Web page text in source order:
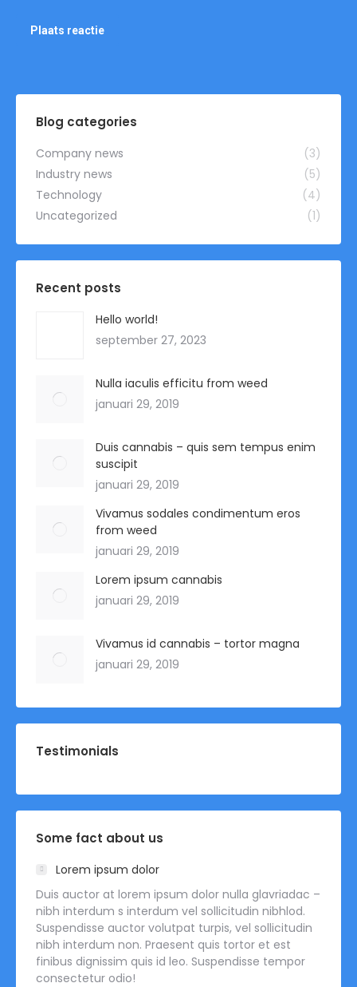
Plaats reactie
Blog categories
Company news
(3)
Industry news
(5)
Technology
(4)
Uncategorized
(1)
Recent posts
Hello world!
september 27, 2023
Nulla iaculis efficitu from weed
januari 29, 2019
Duis cannabis – quis sem tempus enim
suscipit
januari 29, 2019
Vivamus sodales condimentum eros
from weed
januari 29, 2019
Lorem ipsum cannabis
januari 29, 2019
Vivamus id cannabis – tortor magna
januari 29, 2019
Testimonials
Some fact about us
Lorem ipsum dolor
Duis auctor at lorem ipsum dolor nulla glavriadac –
nibh interdum s interdum vel sollicitudin nibhlod.
Suspendisse auctor volutpat turpis, vel sollicitudin
nibh interdum non. Praesent quis tortor et est
finibus dignissim quis id leo. Suspendisse tempor
consectetur odio!